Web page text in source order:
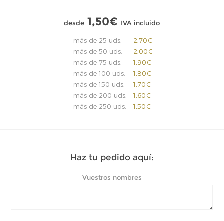
desde 1,50€ IVA incluido
más de 25 uds.
más de 50 uds.
más de 75 uds.
más de 100 uds.
más de 150 uds.
más de 200 uds.
más de 250 uds.
2,70€
2,00€
1,90€
1,80€
1,70€
1,60€
1,50€
Haz tu pedido aquí:
Vuestros nombres